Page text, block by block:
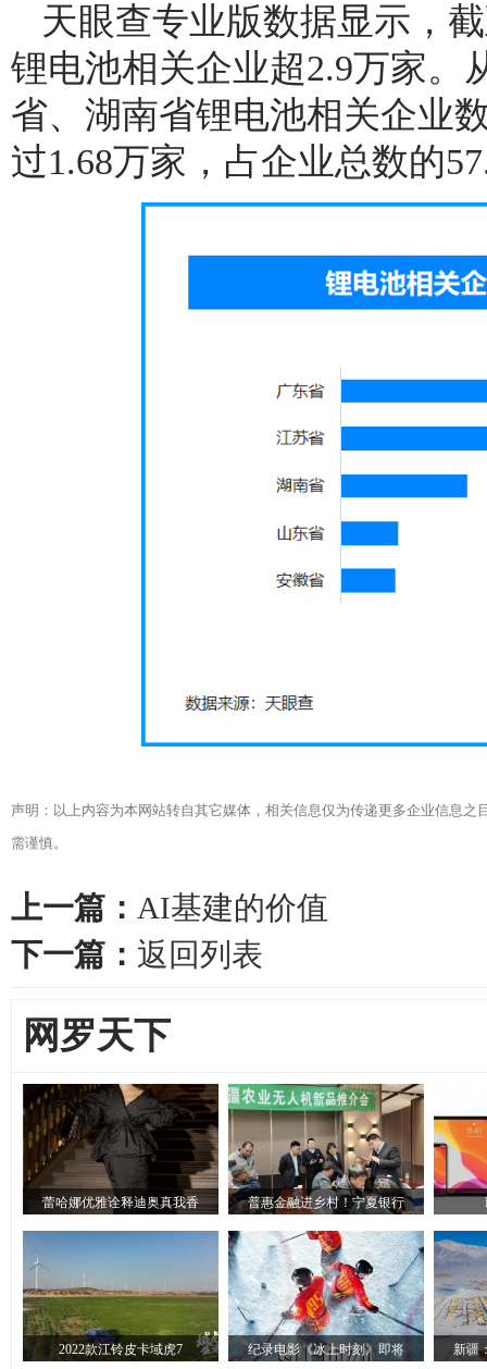
天眼查专业版数据显示，
锂电池相关企业超2.9万家。
省、湖南省锂电池相关企业
过1.68万家，占企业总数的
声明：以上内容为本网站转自其它媒体，相关信息仅为传递更多企业信息
需谨慎。
上一篇： AI基建的价值
下一篇： 返回列表
网罗天下
蕾哈娜优雅诠释迪奥真我香 普惠金融进乡村！宁夏银行
2022款江铃皮卡域虎7 纪录电影《冰上时刻》即将 新疆